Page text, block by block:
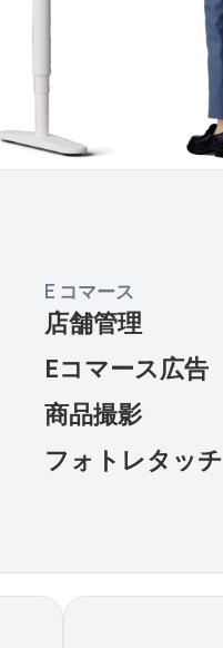
E コマース
店舗管理
Eコマース広告
商品撮影
フォトレタッチ